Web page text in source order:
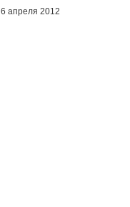
6 апреля 2012